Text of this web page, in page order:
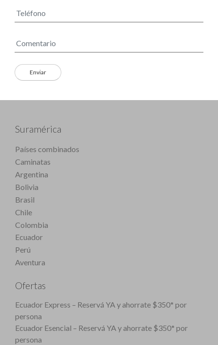
Suramérica
Países combinados
Caminatas
Argentina
Bolivia
Brasil
Chile
Colombia
Ecuador
Perú
Aventura
Ofertas
Ecuador Express – Reservá YA y ahorrate $350* por
persona
Ecuador Esencial – Reservá YA y ahorrate $350* por
persona